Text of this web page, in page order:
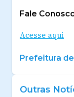
Fale
Acesse aqui
Prefeitura
Outras